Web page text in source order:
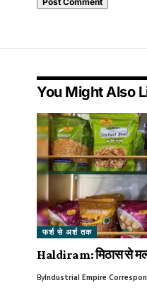
You Might Also
फर्श से अर्श तक
Haldiram: मिठास से
ByIndustrial Empire